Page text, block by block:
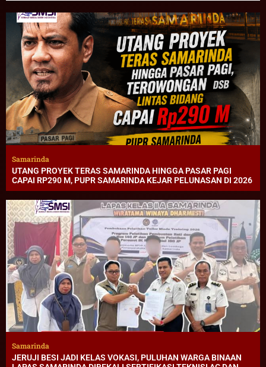
Samarinda
UTANG PROYEK TERAS SAMARINDA HINGGA PASAR PAGI
CAPAI RP290 M, PUPR SAMARINDA KEJAR PELUNASAN DI 2026
Samarinda
JERUJI BESI JADI KELAS VOKASI, PULUHAN WARGA BINAAN